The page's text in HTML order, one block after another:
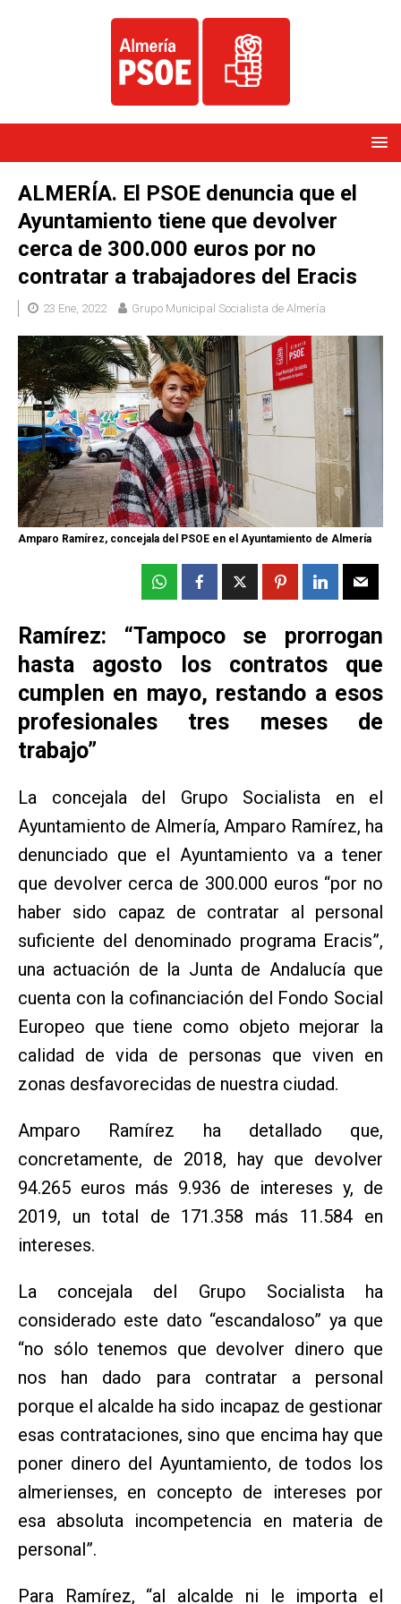
ALMERÍA. El PSOE denuncia que el
Ayuntamiento tiene que devolver
cerca de 300.000 euros por no
contratar a trabajadores del Eracis
23 Ene, 2022 Grupo Municipal Socialista de Almería
Amparo Ramírez, concejala del PSOE en el Ayuntamiento de Almería
Ramírez: “Tampoco se prorrogan
hasta agosto los contratos que
cumplen en mayo, restando a esos
profesionales tres meses de
trabajo”
La concejala del Grupo Socialista en el
Ayuntamiento de Almería, Amparo Ramírez, ha
denunciado que el Ayuntamiento va a tener
que devolver cerca de 300.000 euros “por no
haber sido capaz de contratar al personal
suficiente del denominado programa Eracis”,
una actuación de la Junta de Andalucía que
cuenta con la cofinanciación del Fondo Social
Europeo que tiene como objeto mejorar la
calidad de vida de personas que viven en
zonas desfavorecidas de nuestra ciudad.
Amparo Ramírez ha detallado que,
concretamente, de 2018, hay que devolver
94.265 euros más 9.936 de intereses y, de
2019, un total de 171.358 más 11.584 en
intereses.
La concejala del Grupo Socialista ha
considerado este dato “escandaloso” ya que
“no sólo tenemos que devolver dinero que
nos han dado para contratar a personal
porque el alcalde ha sido incapaz de gestionar
esas contrataciones, sino que encima hay que
poner dinero del Ayuntamiento, de todos los
almerienses, en concepto de intereses por
esa absoluta incompetencia en materia de
personal”.
Para Ramírez, “al alcalde ni le importa el